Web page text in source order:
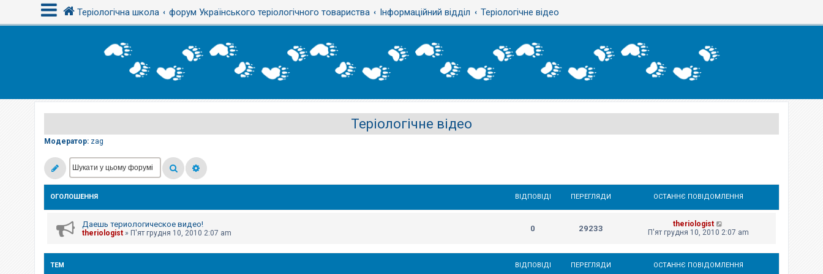
Теріологічна школа форум Українського теріологічного товариства Інформаційний відділ Теріологічне відео
Теріологічне відео
Модератор: zag
ОГОЛОШЕННЯ ВІДПОВІДІ ПЕРЕГЛЯДИ ОСТАННЄ ПОВІДОМЛЕННЯ
Даешь териологическое видео!
theriologist » П'ят грудня 10, 2010 2:07 am 0 29233
theriologist
П'ят грудня 10, 2010 2:07 am
ТЕМ ВІДПОВІДІ ПЕРЕГЛЯДИ ОСТАННЄ ПОВІДОМЛЕННЯ